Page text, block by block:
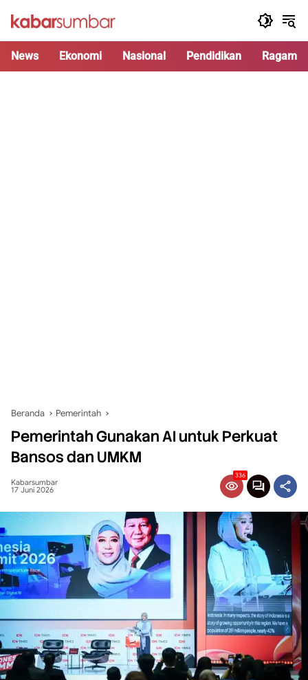
News Ekonomi Nasional Pendidikan Ragam
Beranda Pemerintah
Pemerintah Gunakan AI untuk Perkuat
Bansos dan UMKM
Kabarsumbar
17 Juni 2026
336